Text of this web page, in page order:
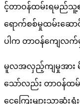
င့်တာဝန်ထမ်းရမည်
ရောက်စစ်မှုထမ်းဆေ
ပါက တာဝန်ကျေလ
မူလအလှည့်ကျမှုအား
သော်လည်း တာဝန်ထ
ငွေကြေးများသာဆုံး